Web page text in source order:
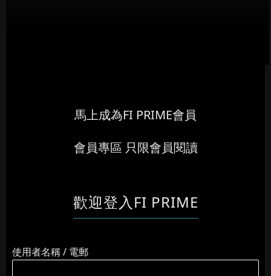
馬上成為FI PRIME會員
會員專區 只限會員閱讀
歡迎登入FI PRIME
使用者名稱 / 電郵